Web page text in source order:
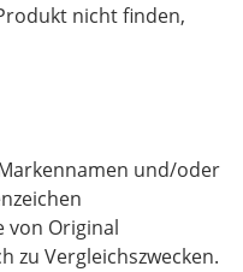
nicht finden,
und/oder
von Original
zu Vergleichszwecken.